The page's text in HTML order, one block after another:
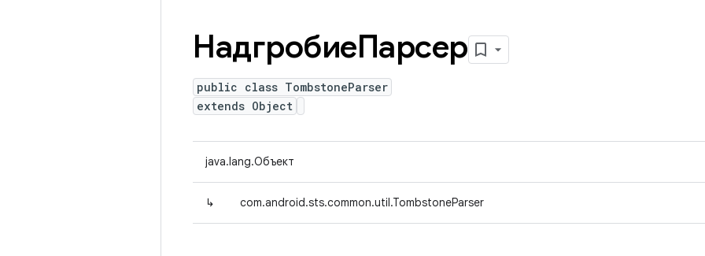
НадгробиеПарсер
public class TombstoneParser
extends Object
java.lang.Объект
↳ com.android.sts.common.util.TombstoneParser